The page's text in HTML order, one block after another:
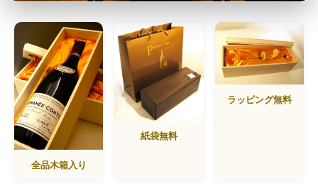
全品木箱入り
紙袋無料
ラッピング無料